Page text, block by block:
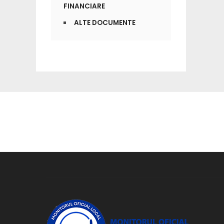
FINANCIARE
ALTE DOCUMENTE